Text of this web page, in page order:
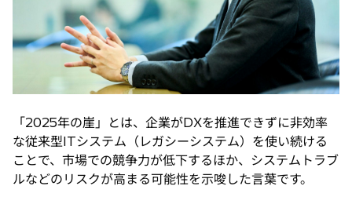
「2025年の崖」とは、企業がDXを推進できずに非効率
な従来型ITシステム（レガシーシステム）を使い続ける
ことで、市場での競争力が低下するほか、システムトラブ
ルなどのリスクが高まる可能性を示唆した言葉です。